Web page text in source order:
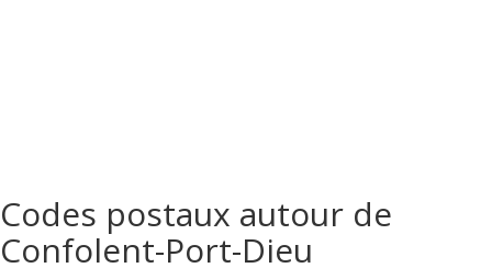
Codes postaux autour de
Confolent-Port-Dieu